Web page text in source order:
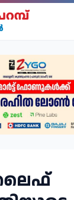
ലൈഫ്